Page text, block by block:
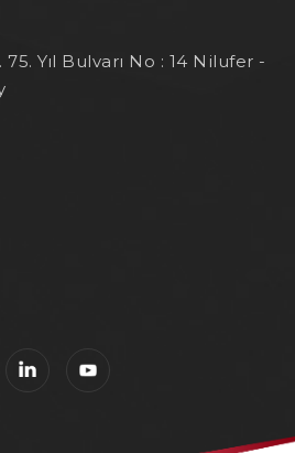
Yıl Bulvarı No : 14 Nilufer -